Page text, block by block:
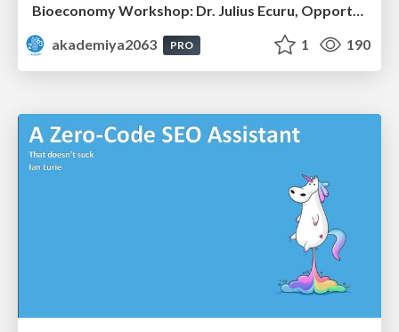
Bioeconomy Workshop: Dr. Julius Ecuru, Opportunities for a Bioeconomy in West Africa
akademiya2063
PRO 1 190